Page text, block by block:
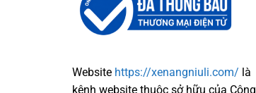
Website https://xenangniuli.com/ là
kênh website thuộc sở hữu của Công